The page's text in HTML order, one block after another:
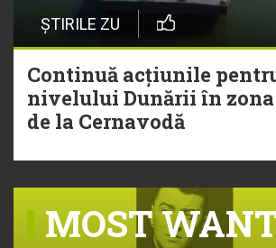
ȘTIRILE ZU
Continuă acțiunile
nivelului Dunării în
de la Cernavodă
MOST